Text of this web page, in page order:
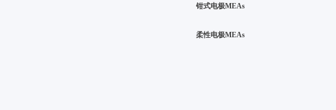
钳式电极MEAs
柔性电极MEAs